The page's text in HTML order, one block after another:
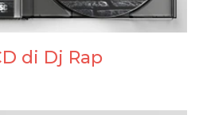
di Dj Rap